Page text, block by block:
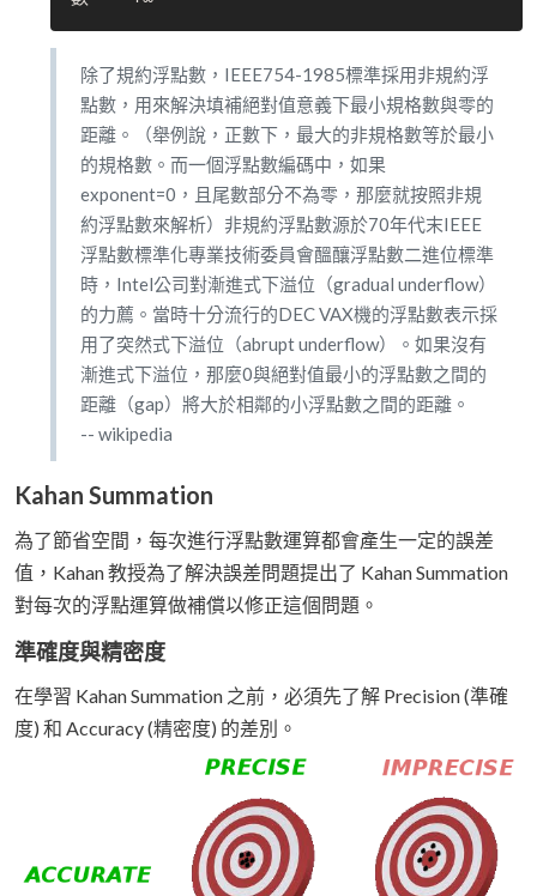
除了規約浮點數，IEEE754-1985標準採用非規約浮
點數，用來解決填補絕對值意義下最小規格數與零的
距離。（舉例說，正數下，最大的非規格數等於最小
的規格數。而一個浮點數編碼中，如果
exponent=0，且尾數部分不為零，那麼就按照非規
約浮點數來解析）非規約浮點數源於70年代末IEEE
浮點數標準化專業技術委員會醞釀浮點數二進位標準
時，Intel公司對漸進式下溢位（gradual underflow）
的力薦。當時十分流行的DEC VAX機的浮點數表示採
用了突然式下溢位（abrupt underflow）。如果沒有
漸進式下溢位，那麼0與絕對值最小的浮點數之間的
距離（gap）將大於相鄰的小浮點數之間的距離。
-- wikipedia
Kahan Summation
為了節省空間，每次進行浮點數運算都會產生一定的誤差
值，Kahan 教授為了解決誤差問題提出了 Kahan Summation
對每次的浮點運算做補償以修正這個問題。
準確度與精密度
在學習 Kahan Summation 之前，必須先了解 Precision (準確
度) 和 Accuracy (精密度) 的差別。